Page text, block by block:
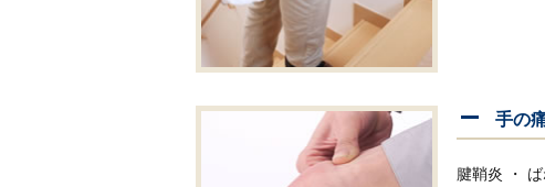
手の
腱鞘炎 ・